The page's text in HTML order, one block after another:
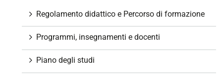
Regolamento didattico e Percorso di formazione
Programmi, insegnamenti e docenti
Piano degli studi